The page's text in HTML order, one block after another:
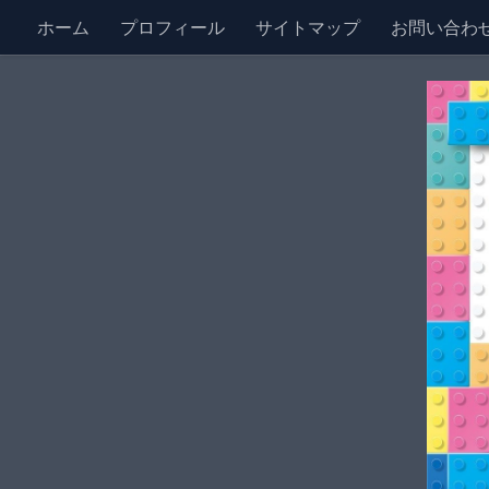
ホーム プロフィール サイトマップ お問い合わ